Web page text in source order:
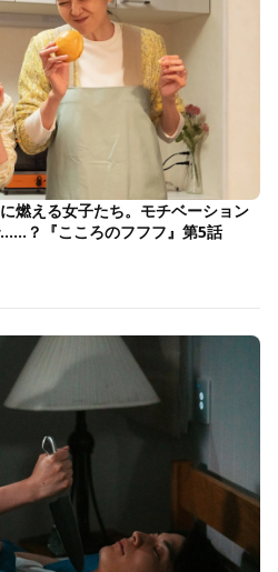
燃える女子たち。モチベーション
？『こころのフフフ』第5話